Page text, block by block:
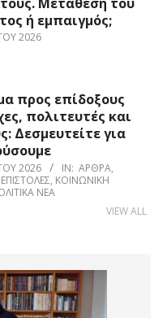
ή εμπαιγμός;
2026
προς επίδοξους
πολιτευτές και
Δεσμευτείτε για
2026 IN: ΆΡΘΡΑ,
ΕΠΙΣΤΟΛΈΣ, ΚΟΙΝΩΝΙΚΉ
ΝΈΑ
VIEW ALL